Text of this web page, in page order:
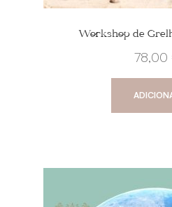
Workshop de
78,00